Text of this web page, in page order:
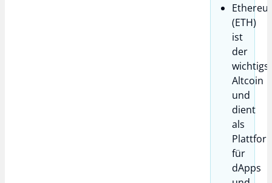
(ETH)
ist
der
Altcoin
und
dient
als
für
dApps